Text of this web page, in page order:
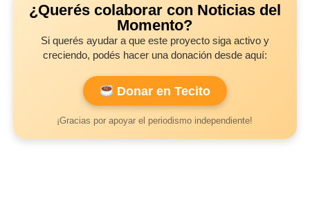
¿Querés colaborar con Noticias del
Momento?
Si querés ayudar a que este proyecto siga activo y
creciendo, podés hacer una donación desde aquí:
Donar en Tecito
¡Gracias por apoyar el periodismo independiente!